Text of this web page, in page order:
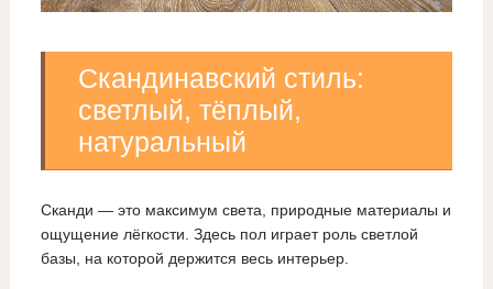
Скандинавский стиль:
светлый, тёплый,
натуральный
Сканди — это максимум света, природные материалы и
ощущение лёгкости. Здесь пол играет роль светлой
базы, на которой держится весь интерьер.